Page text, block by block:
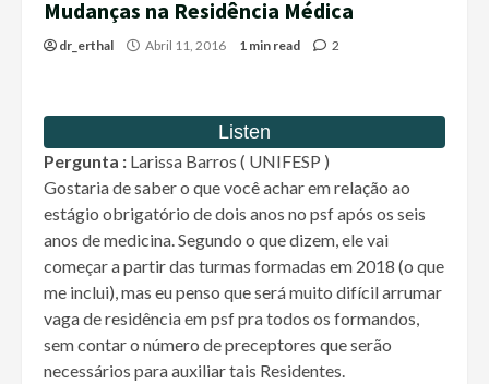
Mudanças na Residência Médica
dr_erthal Abril 11, 2016 1 min read 2
Pergunta : Larissa Barros ( UNIFESP )
Gostaria de saber o que você achar em relação ao
estágio obrigatório de dois anos no psf após os seis
anos de medicina. Segundo o que dizem, ele vai
começar a partir das turmas formadas em 2018 (o que
me inclui), mas eu penso que será muito difícil arrumar
vaga de residência em psf pra todos os formandos,
sem contar o número de preceptores que serão
necessários para auxiliar tais Residentes.